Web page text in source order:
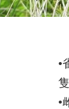
•
•